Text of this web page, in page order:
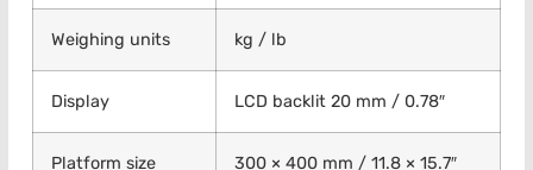
Weighing units kg / lb
Display LCD backlit 20 mm / 0.78″
Platform size
300 × 400 mm / 11.8 × 15.7″